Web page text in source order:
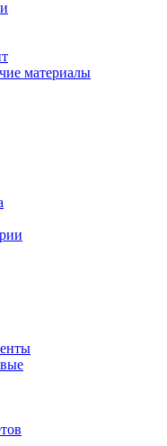
материалы